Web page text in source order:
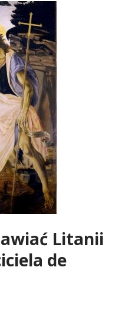
Litanii
de